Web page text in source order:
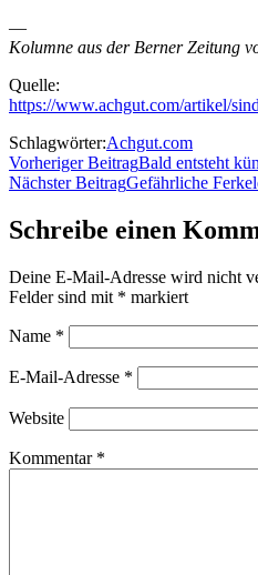
—
Kolumne aus der Berner Zeitung
Quelle:
https://www.achgut.com/artikel/
Schlagwörter:Achgut.com
Vorheriger BeitragBald entsteht
Nächster BeitragGefährliche
Schreibe einen
Deine E-Mail-Adresse wird nicht
Felder sind mit * markiert
Name *
E-Mail-Adresse *
Website
Kommentar *